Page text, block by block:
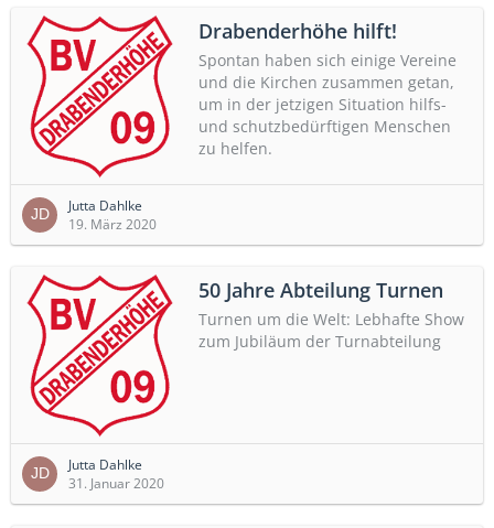
Drabenderhöhe hilft!
Spontan haben sich einige Vereine
und die Kirchen zusammen getan,
um in der jetzigen Situation hilfs-
und schutzbedürftigen Menschen
zu helfen.
Jutta Dahlke
19. März 2020
50 Jahre Abteilung Turnen
Turnen um die Welt: Lebhafte Show
zum Jubiläum der Turnabteilung
Jutta Dahlke
31. Januar 2020